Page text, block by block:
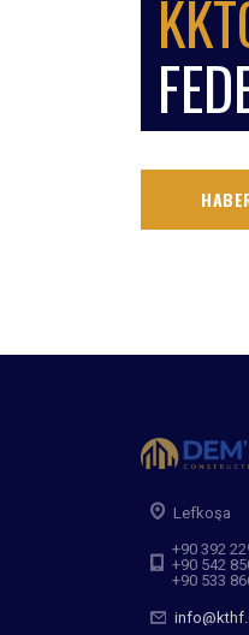
Lefkoşa
+90 392
+90 542
+90 533